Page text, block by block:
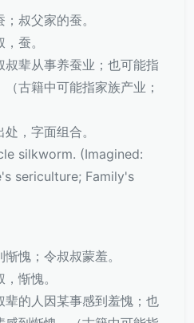
叔父家的蚕。
蚕。
叔辈从事养蚕业；也可能指
古籍中可能指家族产业；
，字面组合。
silkworm. (Imagined:
sericulture; Family's
愧；令叔叔蒙羞。
惭愧。
辈的人因某事感到羞愧；也